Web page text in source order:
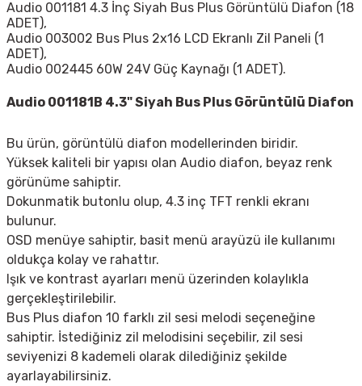
Audio 001181 4.3 İnç Siyah Bus Plus Görüntülü Diafon (18
ADET),
Audio 003002 Bus Plus 2x16 LCD Ekranlı Zil Paneli (1
ADET),
Audio 002445 60W 24V Güç Kaynağı (1 ADET).
Audio 001181B 4.3" Siyah Bus Plus Görüntülü Diafon
Bu ürün, görüntülü diafon modellerinden biridir.
Yüksek kaliteli bir yapısı olan Audio diafon, beyaz renk
görünüme sahiptir.
Dokunmatik butonlu olup, 4.3 inç TFT renkli ekranı
bulunur.
OSD menüye sahiptir, basit menü arayüzü ile kullanımı
oldukça kolay ve rahattır.
Işık ve kontrast ayarları menü üzerinden kolaylıkla
gerçekleştirilebilir.
Bus Plus diafon 10 farklı zil sesi melodi seçeneğine
sahiptir. İstediğiniz zil melodisini seçebilir, zil sesi
seviyenizi 8 kademeli olarak dilediğiniz şekilde
ayarlayabilirsiniz.